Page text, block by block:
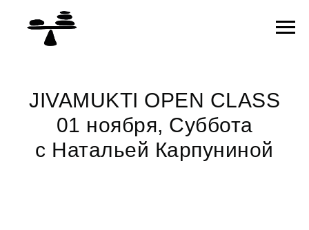
JIVAMUKTI OPEN CLASS
01 ноября, Суббота
с Натальей Карпуниной